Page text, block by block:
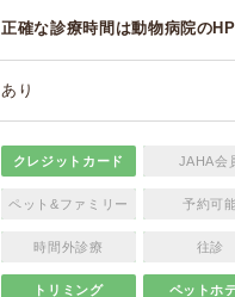
正確な診療時間は動物病院の
あり
クレジットカード JAHA会
ペット&ファミリー 予約可
時間外診療 往診
トリミング ペットホ